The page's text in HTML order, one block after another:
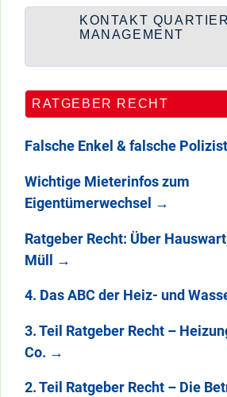
KONTAKT
MANAGEMENT
RATGEBER RECHT
Falsche Enkel & falsche
Wichtige Mieterinfos zum
Eigentümerwechsel →
Ratgeber Recht: Über
Müll →
4. Das ABC der Heiz- und
3. Teil Ratgeber Recht –
Co. →
2. Teil Ratgeber Recht – Die